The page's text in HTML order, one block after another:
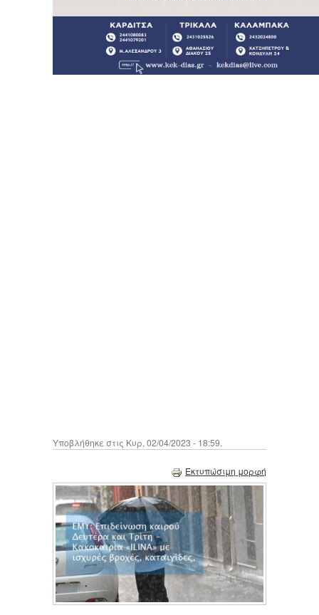
Υποβλήθηκε στις Κυρ, 02/04/2023 - 18:59.
Εκτυπώσιμη μορφή